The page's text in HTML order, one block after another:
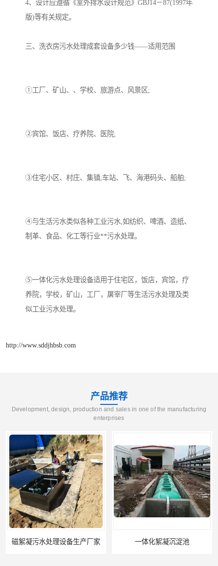
4、设计应遵循《室外排水设计规范》GBJ14－87(1997年
版)等有关规定。
三、洗衣房污水处理成套设备多少钱——适用范围
①工厂、矿山、、学校、旅游点、风景区;
②宾馆、饭店、疗养院、医院;
③住宅小区、村庄、集镇;车站、飞、海港码头、船舶;
④与生活污水类似各种工业污水,如纺织、啤酒、造纸、
制革、食品、化工等行业**污水处理。
⑤一体化污水处理设备适用于住宅区，饭店，宾馆，疗
养院，学校，矿山，工厂，屠宰厂等生活污水处理及类
似工业污水处理。
http://www.sddjhbsb.com
产品推荐
Development, design, production and sales in one of the manufacturing
enterprises
磁絮凝污水处理设备生产厂家 一体化絮凝沉淀池